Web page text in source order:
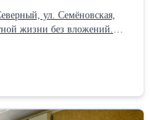
ул. Семёновская,
жизни без вложений.
Площадь 100,2 м²,
3 м, качественный ремонт,
планировкой. В доме: • 3
кухня-гостиная 55,6 м² •
и техника остаются •
интернет, сигнализация